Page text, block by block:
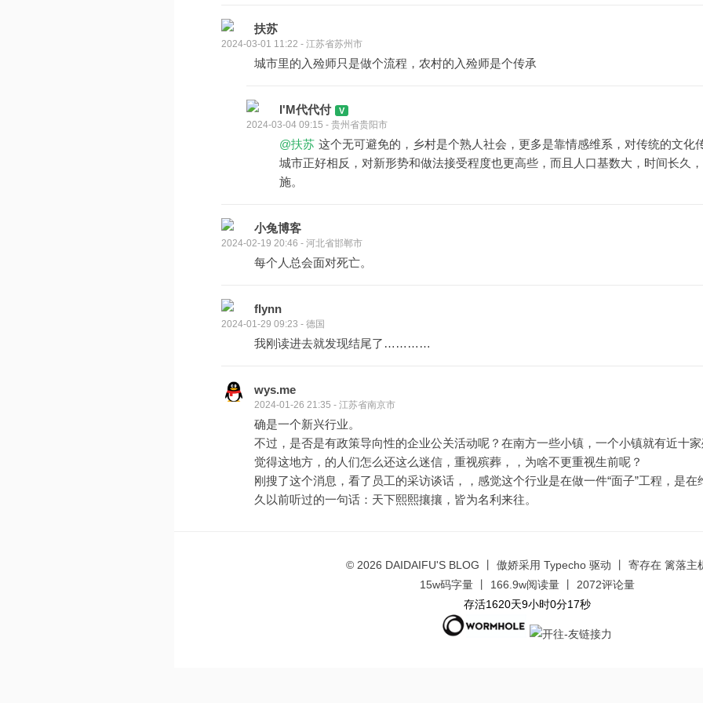
扶苏
2024-03-01 11:22 - 江苏省苏州市
城市里的入殓师只是做个流程，农村的入殓师是个传承
I'M代代付
2024-03-04 09:15 - 贵州省贵阳市
@扶苏 这个无可避免的，乡村是个熟人社会，更多是靠情感维系，对传统的文化
城市正好相反，对新形势和做法接受程度也更高些，而且人口基数大，时间长久
施。
小兔博客
2024-02-19 20:46 - 河北省邯郸市
每个人总会面对死亡。
flynn
2024-01-29 09:23 - 德国
我刚读进去就发现结尾了…………
wys.me
2024-01-26 21:35 - 江苏省南京市
确是一个新兴行业。
不过，是否是有政策导向性的企业公关活动呢？在南方一些小镇，一个小镇就有近十
觉得这地方，的人们怎么还这么迷信，重视殡葬，，为啥不更重视生前呢？
刚搜了这个消息，看了员工的采访谈话，，感觉这个行业是在做一件“面子”工程，是
久以前听过的一句话：天下熙熙攘攘，皆为名利来往。
© 2026 DAIDAIFU'S BLOG 丨 傲娇采用 Typecho 驱动 丨 寄存在 篱落主
15w码字量 丨 166.9w阅读量 丨 2072评论量
存活1620天9小时0分18秒